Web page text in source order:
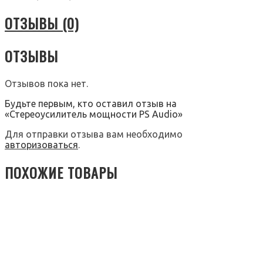
ОТЗЫВЫ (0)
ОТЗЫВЫ
Отзывов пока нет.
Будьте первым, кто оставил отзыв на
«Стереоусилитель мощности PS Audio»
Для отправки отзыва вам необходимо
авторизоваться.
ПОХОЖИЕ ТОВАРЫ